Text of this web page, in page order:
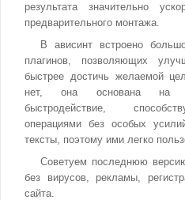
результата значительно
предварительного монтажа.
В ависинт встроено
плагинов, позволяющих
быстрее достичь желаемой
нет, она основана на
быстродействие,
операциями без особых
тексты, поэтому ими легко
Советуем последнюю
без вирусов, рекламы,
сайта.